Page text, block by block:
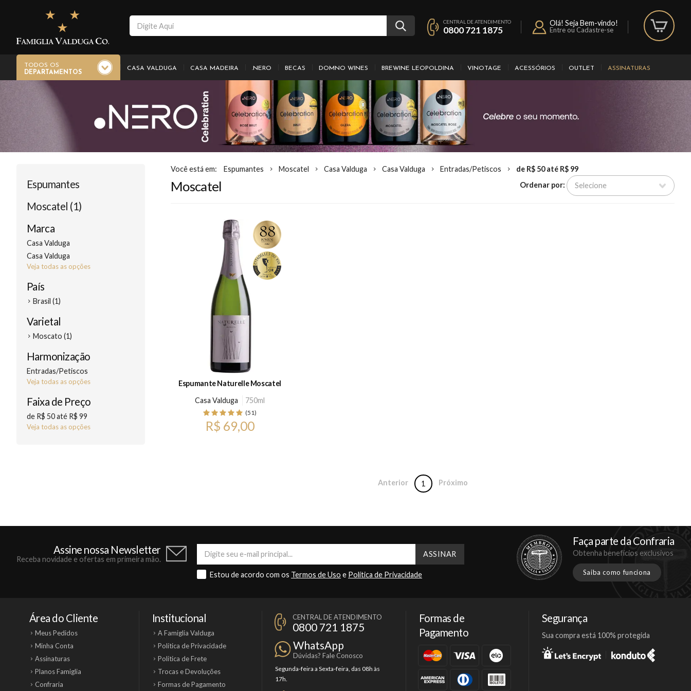
CENTRAL DE ATENDIMENTO
0800 721 1875
Olá! Seja Bem-vindo!
Entre ou Cadastre-se
TODOS OS
DEPARTAMENTOS
CASA VALDUGA CASA MADEIRA .NERO BECAS DOMNO WINES BREWINE LEOPOLDINA VINOTAGE ACESSÓRIOS OUTLET ASSINATURAS
Espumantes
Moscatel (1)
Marca
Casa Valduga
Casa Valduga
Veja todas as opções
País
Brasil (1)
Varietal
Moscato (1)
Harmonização
Entradas/Petiscos
Veja todas as opções
Faixa de Preço
de R$ 50 até R$ 99
Veja todas as opções
Espumantes Moscatel Casa Valduga Casa Valduga Entradas/Petiscos de R$ 50 até R$ 99
Moscatel Ordenar por:
Espumante Naturelle Moscatel
Casa Valduga
750ml
(51)
R$ 69,00
Anterior 1 Próximo
Assine nossa Newsletter
Receba novidade e ofertas em primeira mão.
Estou de acordo com os Termos de Uso e Política de Privacidade
Faça parte da Confraria
Obtenha benefícios exclusivos
Saiba como funciona
Área do Cliente
Meus Pedidos
Minha Conta
Assinaturas
Planos Famiglia
Confraria
Institucional
A Famiglia Valduga
Política de Privacidade
Política de Frete
Trocas e Devoluções
Formas de Pagamento
CENTRAL DE ATENDIMENTO
0800 721 1875
WhatsApp
Dúvidas? Fale Conosco
Segunda-feira a Sexta-feira, das 08h às
17h.
Formas de
Pagamento
Segurança
Sua compra está 100% protegida